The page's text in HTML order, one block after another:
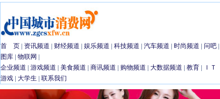
首 页 | 资讯频道 | 财经频道 | 娱乐频道 | 科技频道 | 汽车频道 | 时尚频道 | 问吧 |
图库 | 物联网 |
企业频道 | 游戏频道 | 美食频道 | 商讯频道 | 购物频道 | 大数据频道 | 教育 |
ＩＴ
游戏 | 大学生 | 联系我们